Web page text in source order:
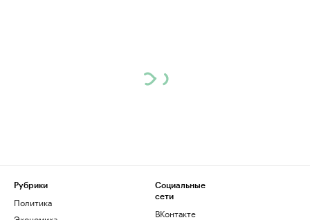
Рубрики
Политика
Социальные
сети
ВКонтакте